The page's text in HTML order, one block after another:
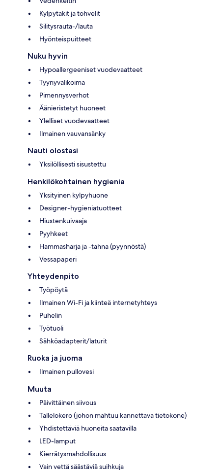
Kylpytakit ja tohvelit
Silitysrauta-/lauta
Hyönteispuitteet
Nuku hyvin
Hypoallergeeniset vuodevaatteet
Tyynyvalikoima
Pimennysverhot
Äänieristetyt huoneet
Ylelliset vuodevaatteet
Ilmainen vauvansänky
Nauti olostasi
Yksilöllisesti sisustettu
Henkilökohtainen hygienia
Yksityinen kylpyhuone
Designer-hygieniatuotteet
Hiustenkuivaaja
Pyyhkeet
Hammasharja ja -tahna (pyynnöstä)
Vessapaperi
Yhteydenpito
Työpöytä
Ilmainen Wi-Fi ja kiinteä internetyhteys
Puhelin
Työtuoli
Sähköadapterit/laturit
Ruoka ja juoma
Ilmainen pullovesi
Muuta
Päivittäinen siivous
Tallelokero (johon mahtuu kannettava tietokone)
Yhdistettäviä huoneita saatavilla
LED-lamput
Kierrätysmahdollisuus
Vain vettä säästäviä suihkuja